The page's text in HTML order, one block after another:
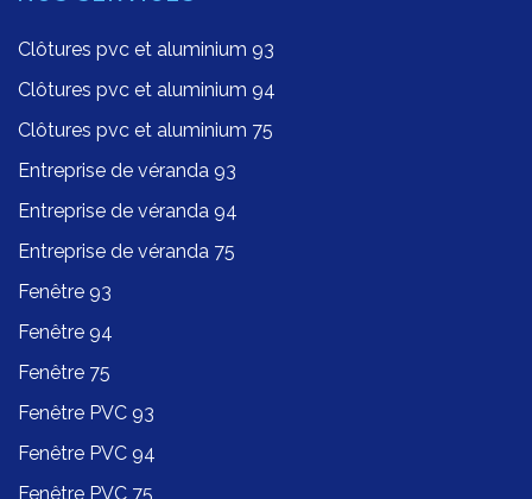
Clôtures pvc et aluminium 93
Clôtures pvc et aluminium 94
Clôtures pvc et aluminium 75
Entreprise de véranda 93
Entreprise de véranda 94
Entreprise de véranda 75
Fenêtre 93
Fenêtre 94
Fenêtre 75
Fenêtre PVC 93
Fenêtre PVC 94
Fenêtre PVC 75